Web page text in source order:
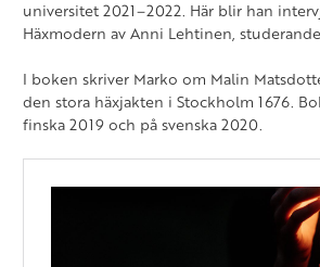
universitet 2021–2022. Här blir han
Häxmodern av Anni Lehtinen,
I boken skriver Marko om Malin
den stora häxjakten i Stockholm 1676.
finska 2019 och på svenska 2020.